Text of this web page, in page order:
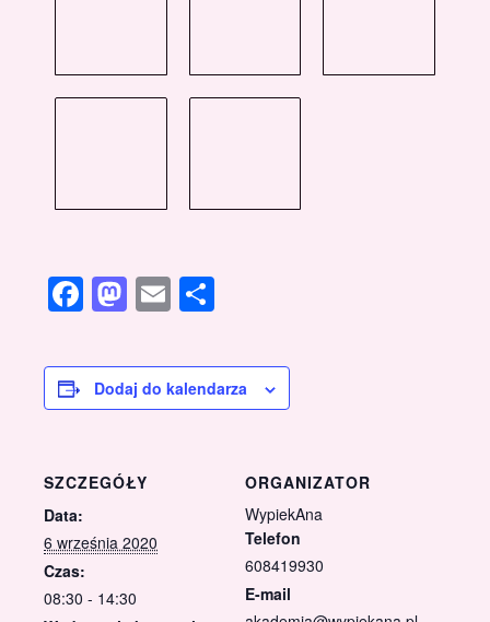
Facebook
Mastodon
Email
Dodaj do kalendarza
SZCZEGÓŁY
Data:
6 września 2020
Czas:
08:30 - 14:30
ORGANIZATOR
WypiekAna
Telefon
608419930
E-mail